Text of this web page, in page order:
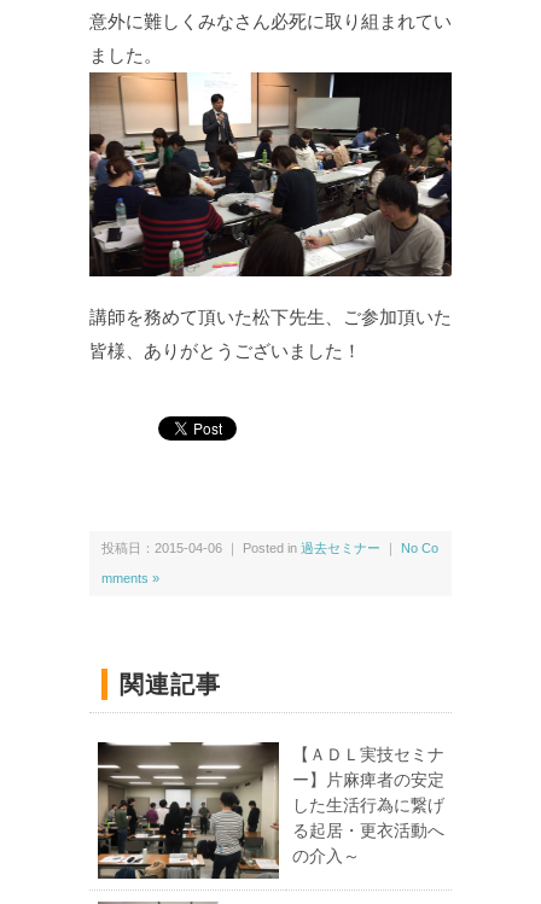
意外に難しくみなさん必死に取り組まれてい
ました。
講師を務めて頂いた松下先生、ご参加頂いた
皆様、ありがとうございました！
投稿日：2015-04-06 ｜ Posted in 過去セミナー ｜ No Co
mments »
関連記事
【ＡＤＬ実技セミナ
ー】片麻痺者の安定
した生活行為に繋げ
る起居・更衣活動へ
の介入～